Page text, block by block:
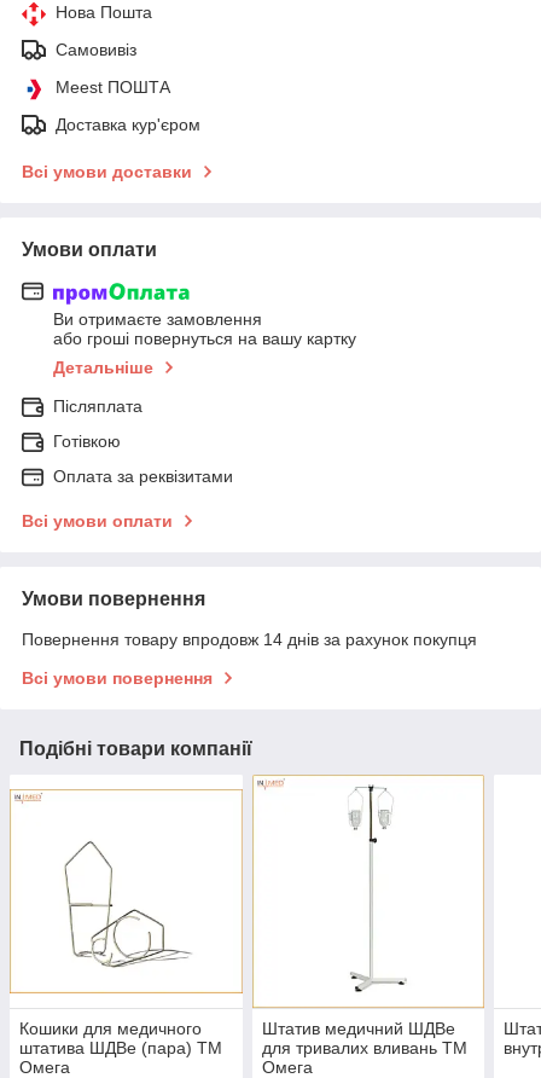
Нова Пошта
Самовивіз
Meest ПОШТА
Доставка кур'єром
Всі умови доставки
Умови оплати
Ви отримаєте замовлення
або гроші повернуться на вашу картку
Детальніше
Післяплата
Готівкою
Оплата за реквізитами
Всі умови оплати
Умови повернення
Повернення товару впродовж 14 днів за рахунок покупця
Всі умови повернення
Подібні товари компанії
Кошики для медичного
штатива ШДВе (пара) ТМ
Омега
Штатив медичний ШДВе
для тривалих вливань ТМ
Омега